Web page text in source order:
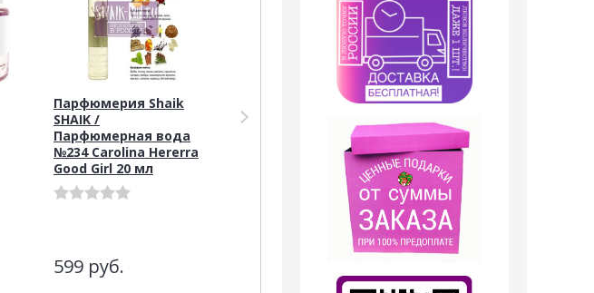
Парфюмерия Shaik
SHAIK /
Парфюмерная вода
№234 Carolina Hererra
Good Girl 20 мл
599 руб.
Парфюмерия Shaik
SHAIK /
Парфюмерная вода
Herrera Good Girl 100
Парфюмерия Shaik
SHAIK /
Парфюмерная вода
№ 234 Carolina
Herrera Good Girl 10
мл.